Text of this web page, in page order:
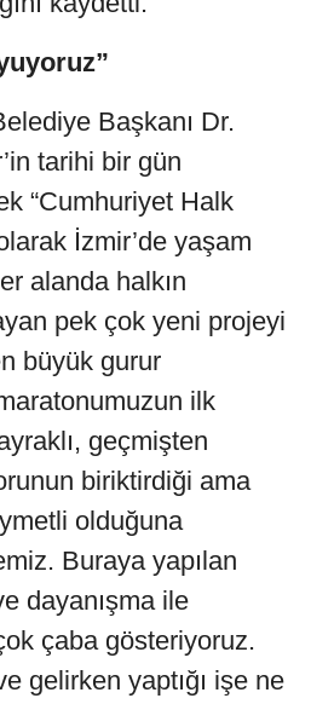
Başkanı Dr.
tarihi bir gün
“Cumhuriyet Halk
İzmir’de yaşam
alanda halkın
pek çok yeni projeyi
büyük gurur
ilk
geçmişten
biriktirdiği ama
olduğuna
Buraya yapılan
dayanışma ile
çaba gösteriyoruz.
gelirken yaptığı işe ne